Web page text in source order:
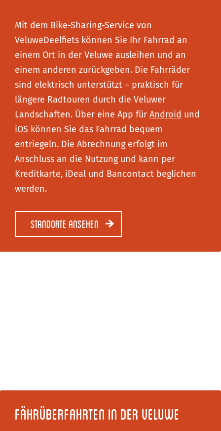
Mit dem Bike-Sharing-Service von
VeluweDeelfiets können Sie Ihr Fahrrad an
einem Ort in der Veluwe ausleihen und an
einem anderen zurückgeben. Die Fahrräder
sind elektrisch unterstützt – praktisch für
längere Radtouren durch die Veluwer
Landschaften. Über eine App für Android und
iOS können Sie das Fahrrad bequem
entriegeln. Die Abrechnung erfolgt im
Anschluss an die Nutzung und kann per
Kreditkarte, iDeal und Bancontact beglichen
werden.
Standorte ansehen
Fährüberfahrten in der Veluwe